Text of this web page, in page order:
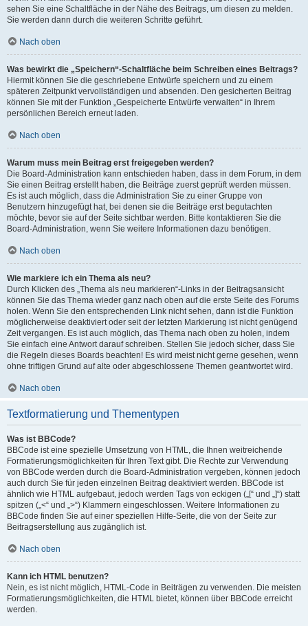
sehen Sie eine Schaltfläche in der Nähe des Beitrags, um diesen zu melden.
Sie werden dann durch die weiteren Schritte geführt.
Nach oben
Was bewirkt die „Speichern“-Schaltfläche beim Schreiben eines Beitrags?
Hiermit können Sie die geschriebene Entwürfe speichern und zu einem
späteren Zeitpunkt vervollständigen und absenden. Den gesicherten Beitrag
können Sie mit der Funktion „Gespeicherte Entwürfe verwalten“ in Ihrem
persönlichen Bereich erneut laden.
Nach oben
Warum muss mein Beitrag erst freigegeben werden?
Die Board-Administration kann entschieden haben, dass in dem Forum, in dem
Sie einen Beitrag erstellt haben, die Beiträge zuerst geprüft werden müssen.
Es ist auch möglich, dass die Administration Sie zu einer Gruppe von
Benutzern hinzugefügt hat, bei denen sie die Beiträge erst begutachten
möchte, bevor sie auf der Seite sichtbar werden. Bitte kontaktieren Sie die
Board-Administration, wenn Sie weitere Informationen dazu benötigen.
Nach oben
Wie markiere ich ein Thema als neu?
Durch Klicken des „Thema als neu markieren“-Links in der Beitragsansicht
können Sie das Thema wieder ganz nach oben auf die erste Seite des Forums
holen. Wenn Sie den entsprechenden Link nicht sehen, dann ist die Funktion
möglicherweise deaktiviert oder seit der letzten Markierung ist nicht genügend
Zeit vergangen. Es ist auch möglich, das Thema nach oben zu holen, indem
Sie einfach eine Antwort darauf schreiben. Stellen Sie jedoch sicher, dass Sie
die Regeln dieses Boards beachten! Es wird meist nicht gerne gesehen, wenn
ohne triftigen Grund auf alte oder abgeschlossene Themen geantwortet wird.
Nach oben
Textformatierung und Thementypen
Was ist BBCode?
BBCode ist eine spezielle Umsetzung von HTML, die Ihnen weitreichende
Formatierungsmöglichkeiten für Ihren Text gibt. Die Rechte zur Verwendung
von BBCode werden durch die Board-Administration vergeben, können jedoch
auch durch Sie für jeden einzelnen Beitrag deaktiviert werden. BBCode ist
ähnlich wie HTML aufgebaut, jedoch werden Tags von eckigen („[“ und „]“) statt
spitzen („<“ und „>“) Klammern eingeschlossen. Weitere Informationen zu
BBCode finden Sie auf einer speziellen Hilfe-Seite, die von der Seite zur
Beitragserstellung aus zugänglich ist.
Nach oben
Kann ich HTML benutzen?
Nein, es ist nicht möglich, HTML-Code in Beiträgen zu verwenden. Die meisten
Formatierungsmöglichkeiten, die HTML bietet, können über BBCode erreicht
werden.